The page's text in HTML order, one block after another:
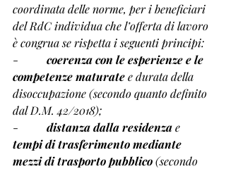
coordinata delle norme, per i beneficiari
del RdC individua che l’offerta di lavoro
è congrua se rispetta i seguenti principi:
- coerenza con le esperienze e le
competenze maturate e durata della
disoccupazione (secondo quanto definito
dal D.M. 42/2018);
- distanza dalla residenza e
tempi di trasferimento mediante
mezzi di trasporto pubblico (secondo